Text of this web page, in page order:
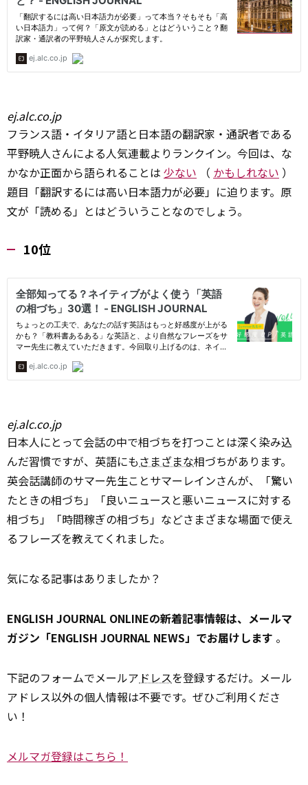
ej.alc.co.jp
フランス語・イタリア語と日本語の翻訳家・通訳者である
平野暁人さんによる人気連載よりランクイン。今回は、な
かなか正面から語られることは 少ない （ かもしれない ）
題目「翻訳するには高い日本語力が必要」に迫ります。原
文が「読める」とはどういうことなのでしょう。
10位
ej.alc.co.jp
日本人にとって会話の中で相づちを打つことは深く染み込
んだ習慣ですが、英語にもさまざまな相づちがあります。
英会話講師のサマー先生ことサマーレインさんが、「驚い
たときの相づち」「良いニュースと悪いニュースに対する
相づち」「時間稼ぎの相づち」などさまざまな場面で使え
るフレーズを教えてくれました。
気になる記事はありましたか？
ENGLISH JOURNAL ONLINEの新着記事情報は、メールマ
ガジン「ENGLISH JOURNAL NEWS」でお届けします 。
下記のフォームでメールア ドレスを登録するだけ。メール
アドレス以外の個人情報は不要です。ぜひご利用くださ
い！
メルマガ登録はこちら！